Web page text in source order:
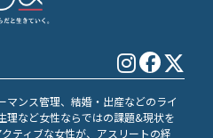
マンス管理、結婚・出産などのライ
理など女性ならではの課題&現状を
ティブな女性が、アスリートの経